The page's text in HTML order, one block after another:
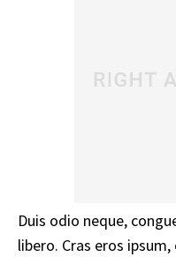
Duis odio neque,
libero. Cras eros